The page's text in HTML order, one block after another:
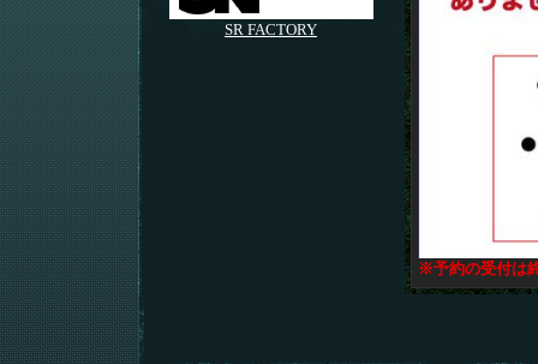
SR FACTORY
※予約の受付は